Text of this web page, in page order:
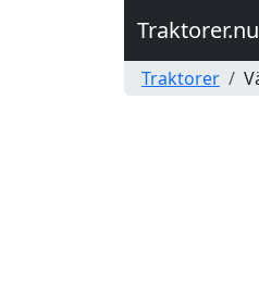
Traktorer.nu
Traktorer